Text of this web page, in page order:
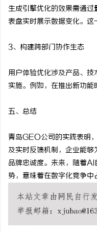
生成引擎优化的效果需通
表盘实时展示数据变化。
3、构建跨部门协作生态
用户体验优化涉及产品、
实施。例如，在推出新功
五、总结
青岛GEO公司的实践表明
及实时反馈机制，企业能
品牌忠诚度。未来，随着
势，意味着在数字化竞争中